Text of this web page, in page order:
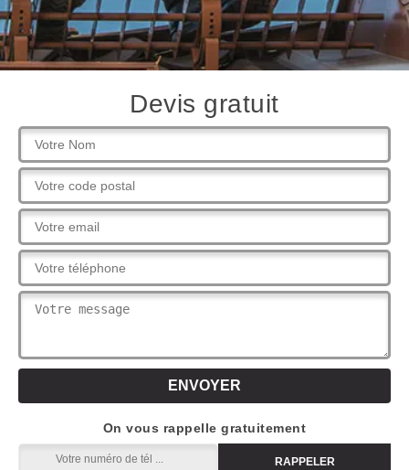
Devis gratuit
On vous rappelle gratuitement